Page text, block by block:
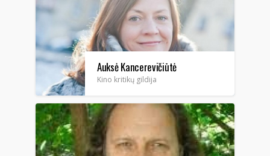
Auksė Kancerevičiūtė
Kino kritikų gildija